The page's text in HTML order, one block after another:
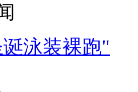
泳装裸跑"